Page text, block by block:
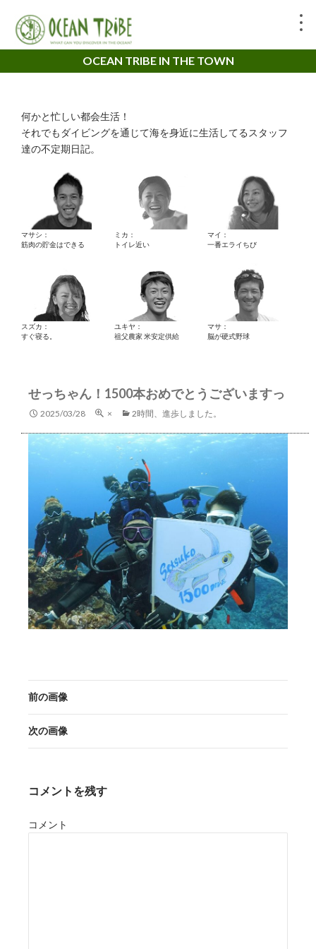
OCEAN TRIBE IN THE TOWN
何かと忙しい都会生活！
それでもダイビングを通じて海を身近に生活してるスタッフ
達の不定期日記。
マサシ：
筋肉の貯金はできる
ミカ：
トイレ近い
マイ：
一番エライちび
スズカ：
すぐ寝る。
ユキヤ：
祖父農家 米安定供給
マサ：
脳が硬式野球
せっちゃん！1500本おめでとうございますっ
2025/03/28 × 2時間、進歩しました。
前の画像
次の画像
コメントを残す
コメント